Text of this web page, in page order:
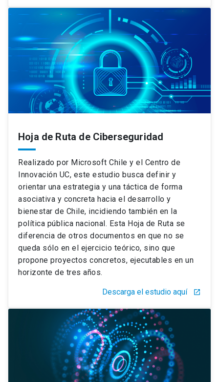
Hoja de Ruta de Ciberseguridad
Realizado por Microsoft Chile y el Centro de
Innovación UC, este estudio busca definir y
orientar una estrategia y una táctica de forma
asociativa y concreta hacia el desarrollo y
bienestar de Chile, incidiendo también en la
política pública nacional. Esta Hoja de Ruta se
diferencia de otros documentos en que no se
queda sólo en el ejercicio teórico, sino que
propone proyectos concretos, ejecutables en un
horizonte de tres años.
Descarga el estudio aquí launch